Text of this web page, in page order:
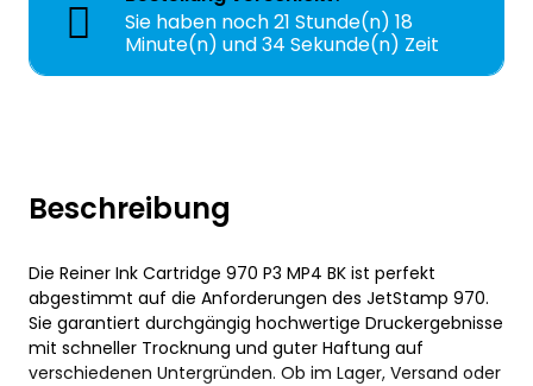
Beschreibung
Die Reiner Ink Cartridge 970 P3 MP4 BK ist perfekt
abgestimmt auf die Anforderungen des JetStamp 970.
Sie garantiert durchgängig hochwertige Druckergebnisse
mit schneller Trocknung und guter Haftung auf
verschiedenen Untergründen. Ob im Lager, Versand oder
Sie haben noch21 Stunde(n) 18
Minute(n) und 33 Sekunde(n) Zeit